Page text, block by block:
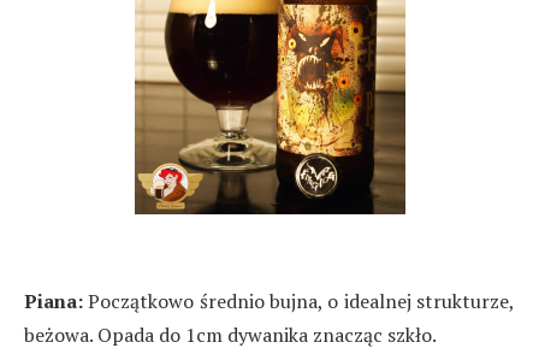
Piana:Początkowo średnio bujna, o idealnej strukturze,
beżowa. Opada do 1cm dywanika znacząc szkło.